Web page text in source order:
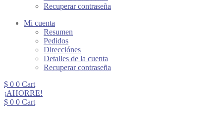
Recuperar contraseña
Mi cuenta
Resumen
Pedidos
Direcciónes
Detalles de la cuenta
Recuperar contraseña
$ 0 0 Cart
¡AHORRE!
$ 0 0 Cart